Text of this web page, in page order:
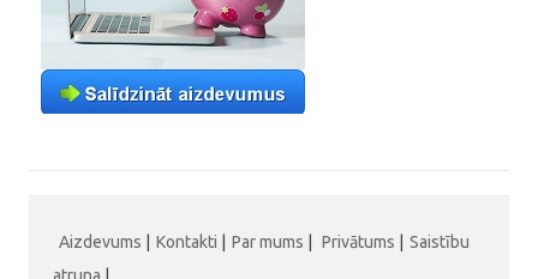
Aizdevums Kontakti Par mums Privātums
Saistību